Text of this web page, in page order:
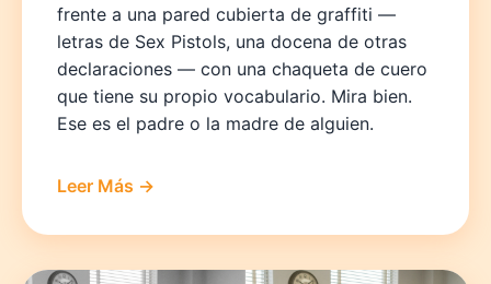
frente a una pared cubierta de graffiti —
letras de Sex Pistols, una docena de otras
declaraciones — con una chaqueta de cuero
que tiene su propio vocabulario. Mira bien.
Ese es el padre o la madre de alguien.
Leer Más →